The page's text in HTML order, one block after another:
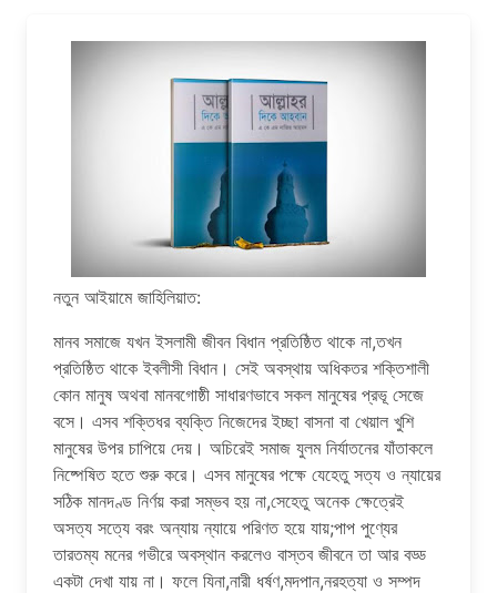
নতুন আইয়ামে জাহিলিয়াত:
মানব সমাজে যখন ইসলামী জীবন বিধান প্রতিষ্ঠিত থাকে না,তখন
প্রতিষ্ঠিত থাকে ইবলীসী বিধান। সেই অবস্থায় অধিকতর শক্তিশালী
কোন মানুষ অথবা মানবগোষ্ঠী সাধারণভাবে সকল মানুষের প্রভূ সেজে
বসে। এসব শক্তিধর ব্যক্তি নিজেদের ইচ্ছা বাসনা বা খেয়াল খুশি
মানুষের উপর চাপিয়ে দেয়। অচিরেই সমাজ যুলম নির্যাতনের যাঁতাকলে
নিষ্পেষিত হতে শুরু করে। এসব মানুষের পক্ষে যেহেতু সত্য ও ন্যায়ের
সঠিক মানদণ্ড নির্ণয় করা সম্ভব হয় না,সেহেতু অনেক ক্ষেত্রেই
অসত্য সত্যে বরং অন্যায় ন্যায়ে পরিণত হয়ে যায়;পাপ পুণ্যের
তারতম্য মনের গভীরে অবস্থান করলেও বাস্তব জীবনে তা আর বড্ড
একটা দেখা যায় না। ফলে যিনা,নারী ধর্ষণ,মদপান,নরহত্যা ও সম্পদ